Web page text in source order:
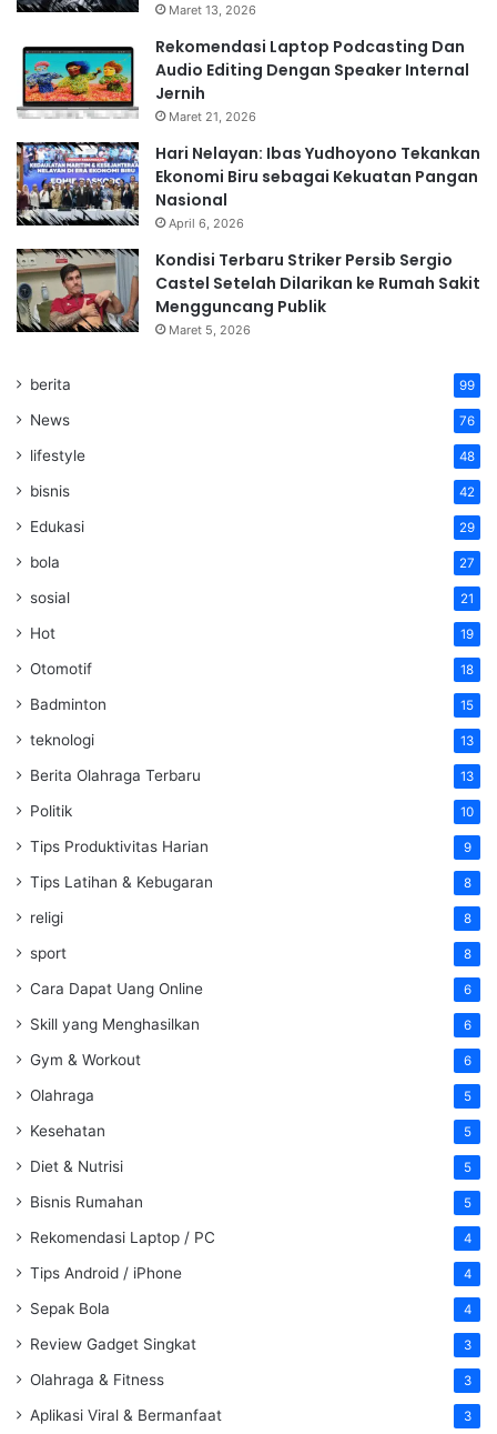
Maret 13, 2026
Rekomendasi Laptop Podcasting Dan
Audio Editing Dengan Speaker Internal
Jernih
Maret 21, 2026
Hari Nelayan: Ibas Yudhoyono Tekankan
Ekonomi Biru sebagai Kekuatan Pangan
Nasional
April 6, 2026
Kondisi Terbaru Striker Persib Sergio
Castel Setelah Dilarikan ke Rumah Sakit
Mengguncang Publik
Maret 5, 2026
berita 99
News 76
lifestyle 48
bisnis 42
Edukasi 29
bola 27
sosial 21
Hot 19
Otomotif 18
Badminton 15
teknologi 13
Berita Olahraga Terbaru 13
Politik 10
Tips Produktivitas Harian 9
Tips Latihan & Kebugaran 8
religi 8
sport 8
Cara Dapat Uang Online 6
Skill yang Menghasilkan 6
Gym & Workout 6
Olahraga 5
Kesehatan 5
Diet & Nutrisi 5
Bisnis Rumahan 5
Rekomendasi Laptop / PC 4
Tips Android / iPhone 4
Sepak Bola 4
Review Gadget Singkat 3
Olahraga & Fitness 3
Aplikasi Viral & Bermanfaat 3